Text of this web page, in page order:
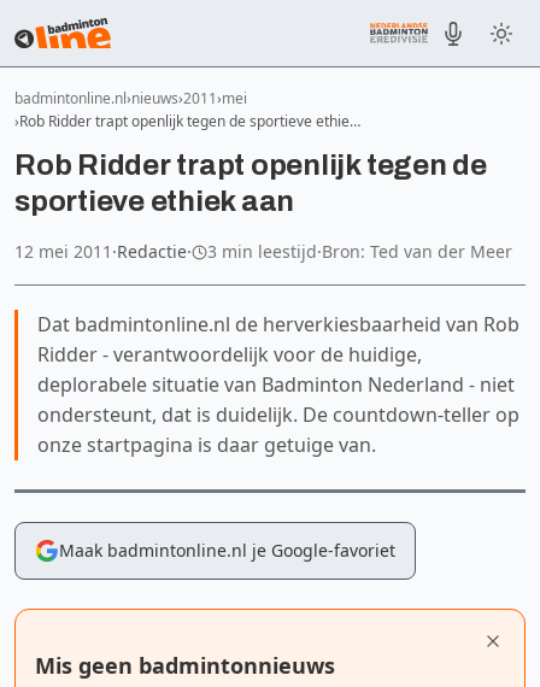
badmintonline.nl nieuws 2011 mei
Rob Ridder trapt openlijk tegen de sportieve ethie…
Rob Ridder trapt openlijk tegen de
sportieve ethiek aan
12 mei 2011 ·Redactie· 3 min leestijd·Bron: Ted van der Meer
Dat badmintonline.nl de herverkiesbaarheid van Rob
Ridder - verantwoordelijk voor de huidige,
deplorabele situatie van Badminton Nederland - niet
ondersteunt, dat is duidelijk. De countdown-teller op
onze startpagina is daar getuige van.
Maak badmintonline.nl je Google-favoriet
Mis geen badmintonnieuws